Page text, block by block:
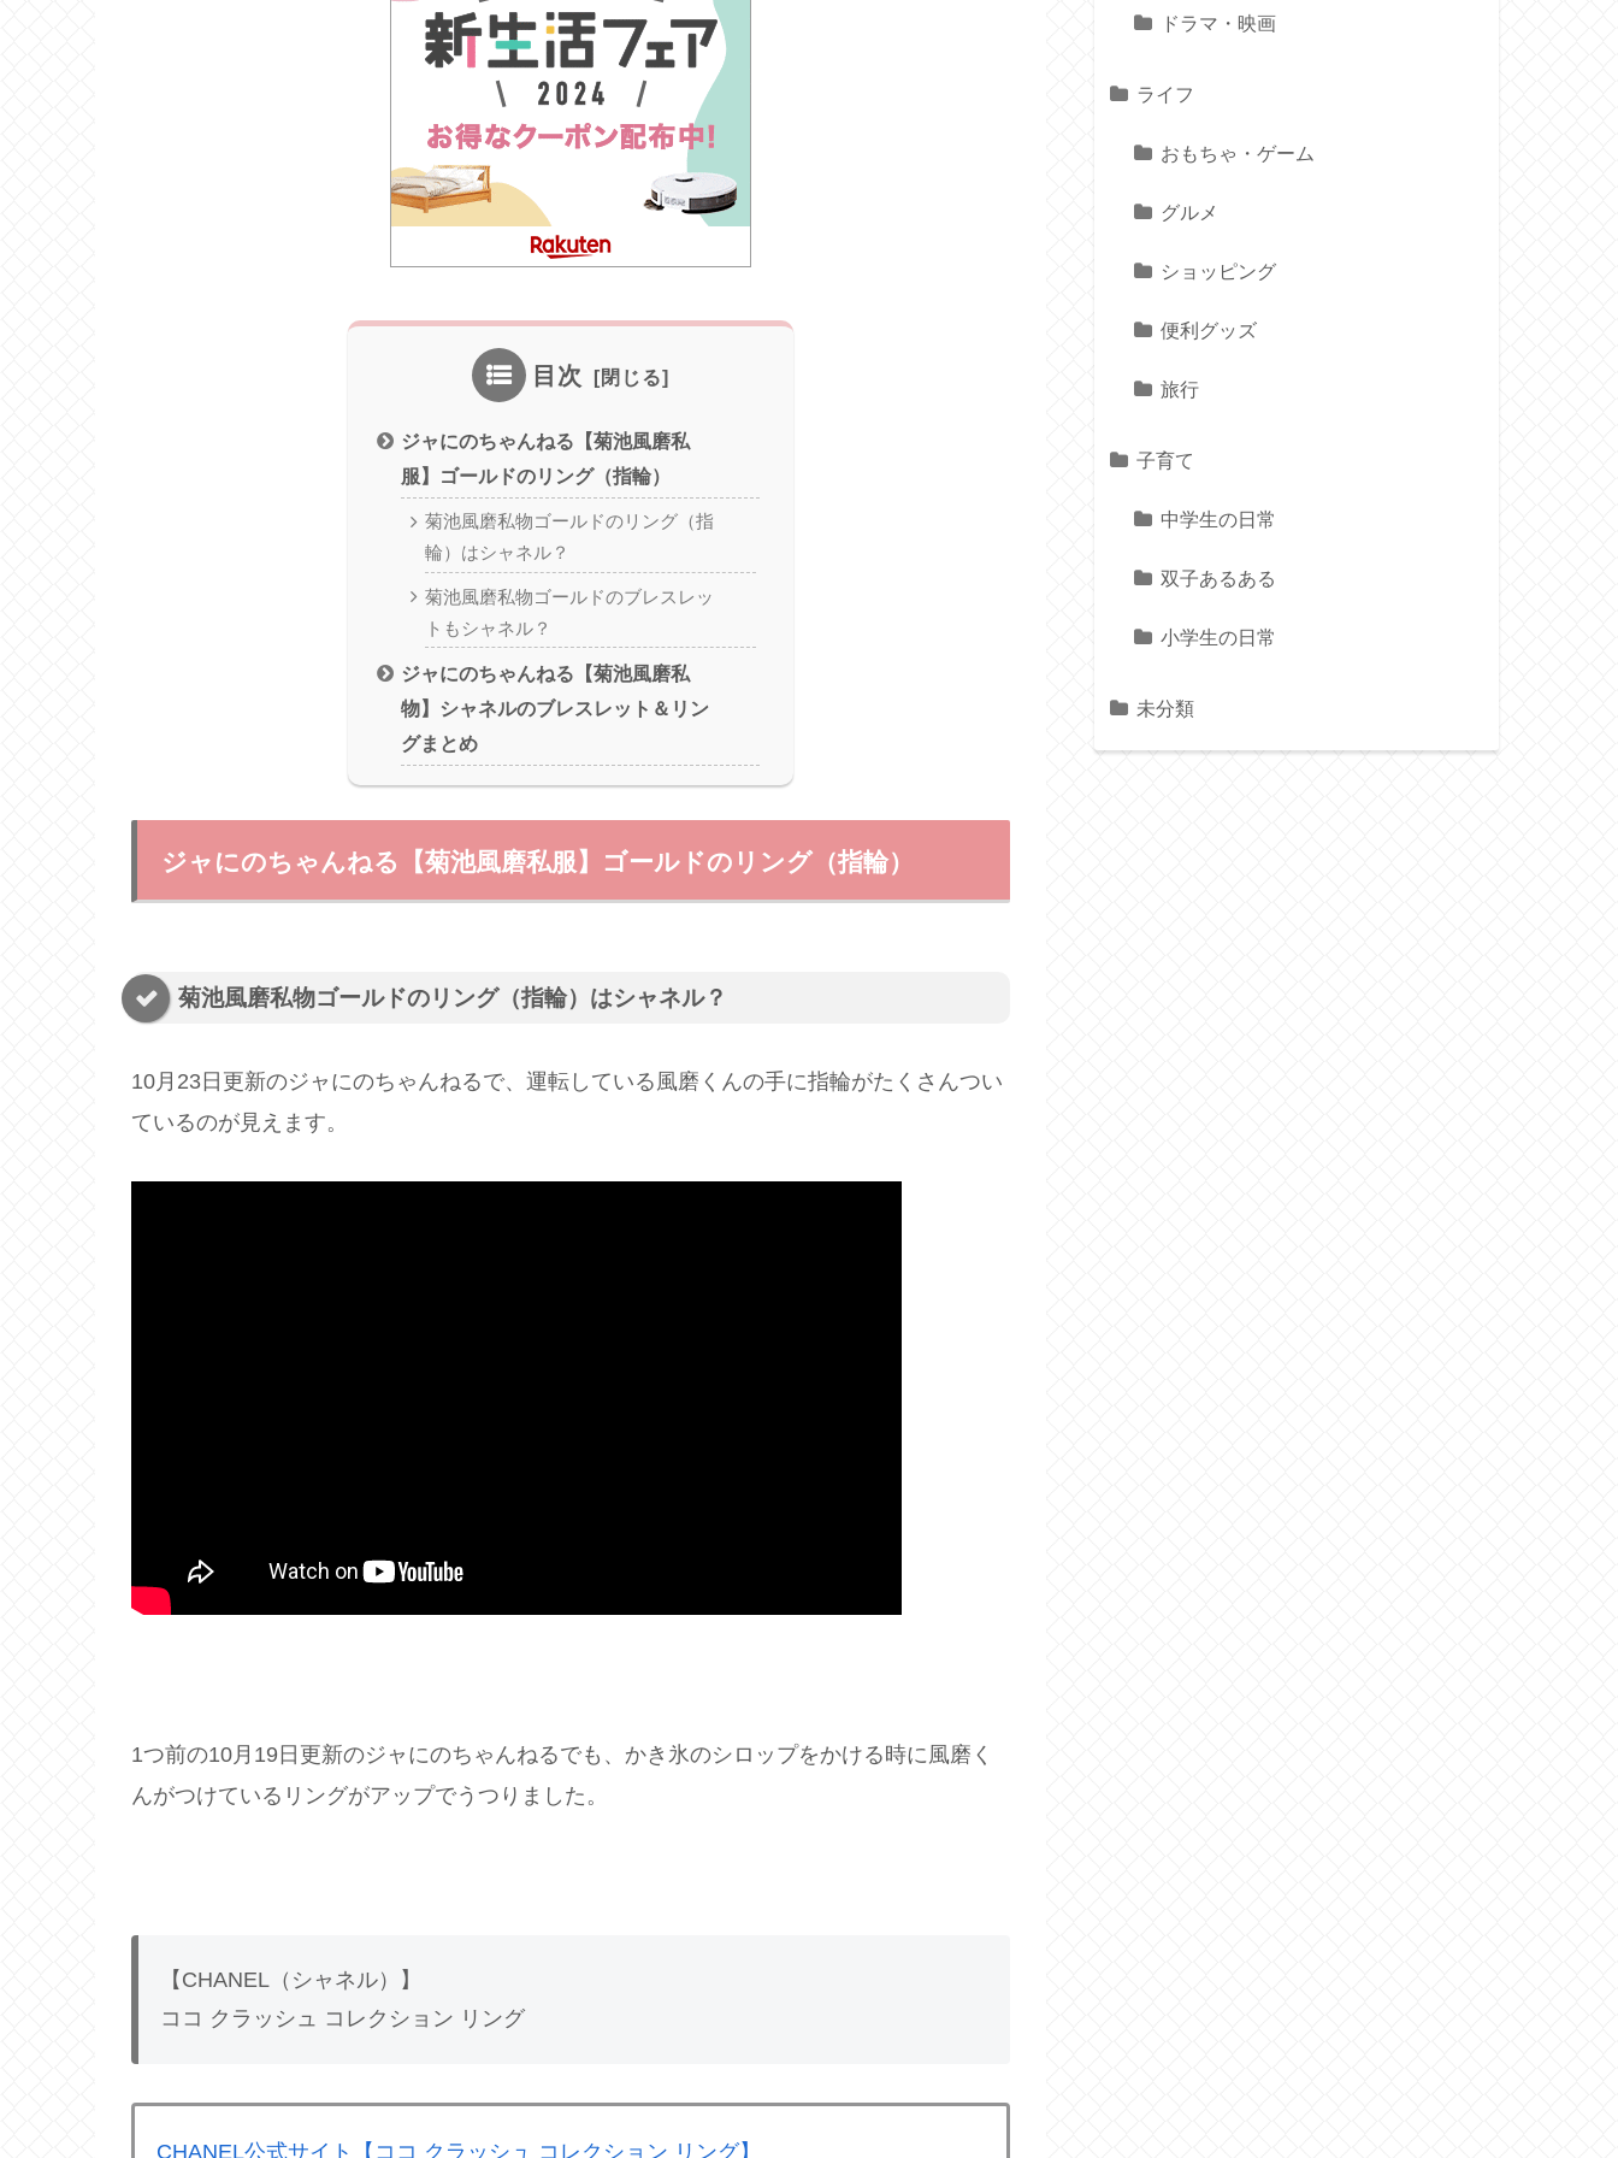
目次
ジャにのちゃんねる【菊池風磨私
服】ゴールドのリング（指輪）
菊池風磨私物ゴールドのリング（指
輪）はシャネル？
菊池風磨私物ゴールドのブレスレッ
トもシャネル？
ジャにのちゃんねる【菊池風磨私
物】シャネルのブレスレット＆リン
グまとめ
ジャにのちゃんねる【菊池風磨私服】ゴールドのリング（指輪）
菊池風磨私物ゴールドのリング（指輪）はシャネル？
10月23日更新のジャにのちゃんねるで、運転している風磨くんの手に指輪がたくさんつい
ているのが見えます。
1つ前の10月19日更新のジャにのちゃんねるでも、かき氷のシロップをかける時に風磨く
んがつけているリングがアップでうつりました。
【CHANEL（シャネル）】
ココ クラッシュ コレクション リング
CHANEL公式サイト【ココ クラッシュ コレクション リング】
ドラマ・映画
ライフ
おもちゃ・ゲーム
グルメ
ショッピング
便利グッズ
旅行
子育て
中学生の日常
双子あるある
小学生の日常
未分類